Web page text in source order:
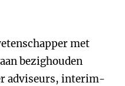
met
bezighouden
adviseurs, interim-